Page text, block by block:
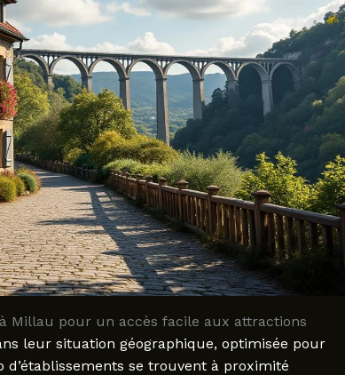
Millau pour un accès facile aux attractions
leur situation géographique, optimisée pour
se trouvent à proximité